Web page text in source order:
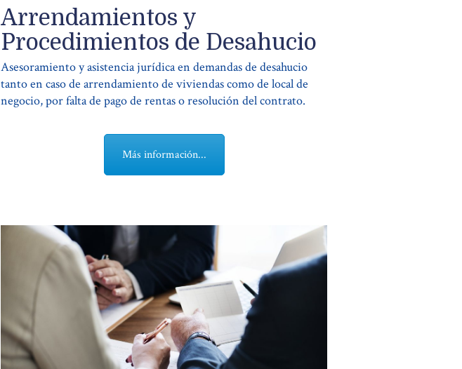
Arrendamientos y
Procedimientos de Desahucio
Asesoramiento y asistencia jurídica en demandas de desahucio
tanto en caso de arrendamiento de viviendas como de local de
negocio, por falta de pago de rentas o resolución del contrato.
Más información...